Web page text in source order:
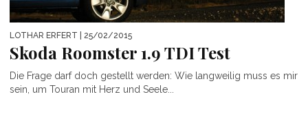
LOTHAR ERFERT | 25/02/2015
Skoda Roomster 1.9 TDI Test
Die Frage darf doch gestellt werden: Wie langweilig muss es mir
sein, um Touran mit Herz und Seele...